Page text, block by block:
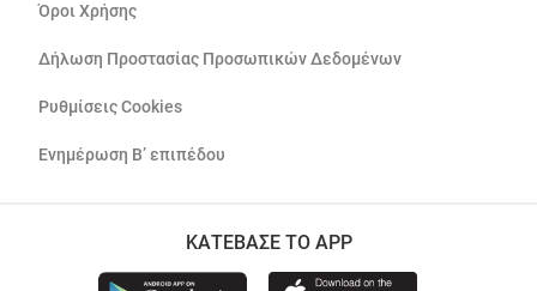
Όροι Χρήσης
Δήλωση Προστασίας Προσωπικών Δεδομένων
Ρυθμίσεις Cookies
Ενημέρωση Β’ επιπέδου
ΚΑΤΕΒΑΣΕ ΤΟ APP